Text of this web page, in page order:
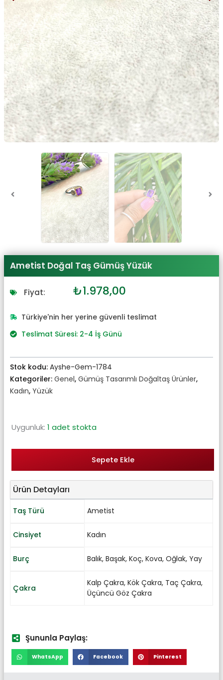
Ametist Doğal Taş Gümüş Yüzük
Fiyat: Orijinal
₺2.176,00.
₺1.978,00
fiyat:
Türkiye'nin her yerine güvenli teslimat
Teslimat Süresi: 2-4 İş Günü
Stok kodu: Ayshe-Gem-1784
Kategoriler: Genel, Gümüş Tasarımlı Doğaltaş Ürünler,
Kadın, Yüzük
Uygunluk: 1 adet stokta
Sepete Ekle
Ürün Detayları
Taş Türü Ametist
Cinsiyet Kadın
Burç Balık, Başak, Koç, Kova, Oğlak, Yay
Çakra
Kalp Çakra, Kök Çakra, Taç Çakra,
Üçüncü Göz Çakra
Şununla Paylaş:
WhatsApp Facebook Pinterest